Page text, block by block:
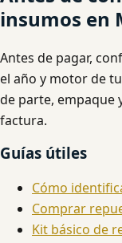
insumos en
Antes de pagar,
el año y motor de
de parte, empaque
factura.
Guías útiles
Cómo
Comprar
Kit básico de